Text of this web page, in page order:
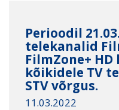
Perioodil
telekanalid
FilmZone+
kõikidele TV
STV võrgus.
11.03.2022